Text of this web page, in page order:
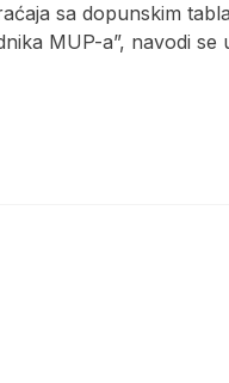
sa dopunskim
MUP-a”, navodi se